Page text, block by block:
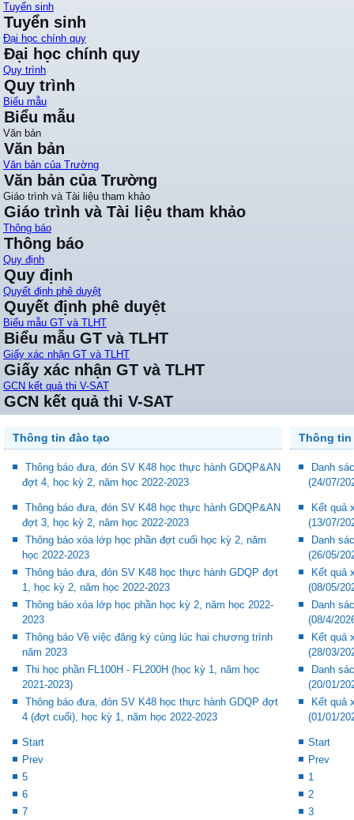
Tuyển sinh
Tuyển sinh
Đại học chính quy
Đại học chính quy
Quy trình
Quy trình
Biểu mẫu
Biểu mẫu
Văn bản
Văn bản
Văn bản của Trường
Văn bản của Trường
Giáo trình và Tài liệu tham khảo
Giáo trình và Tài liệu tham khảo
Thông báo
Thông báo
Quy định
Quy định
Quyết định phê duyệt
Quyết định phê duyệt
Biểu mẫu GT và TLHT
Biểu mẫu GT và TLHT
Giấy xác nhận GT và TLHT
Giấy xác nhận GT và TLHT
GCN kết quả thi V-SAT
GCN kết quả thi V-SAT
Thông tin đào tạo
Thông báo đưa, đón SV K48 học thực hành GDQP&AN
đợt 4, học kỳ 2, năm học 2022-2023
Thông báo đưa, đón SV K48 học thực hành GDQP&AN
đợt 3, học kỳ 2, năm học 2022-2023
Thông báo xóa lớp học phần đợt cuối học kỳ 2, năm
học 2022-2023
Thông báo đưa, đón SV K48 học thực hành GDQP đợt
1, học kỳ 2, năm học 2022-2023
Thông báo xóa lớp học phần học kỳ 2, năm học 2022-
2023
Thông báo Về việc đăng ký cùng lúc hai chương trình
năm 2023
Thi học phần FL100H - FL200H (học kỳ 1, năm học
2021-2023)
Thông báo đưa, đón SV K48 học thực hành GDQP đợt
4 (đợt cuối), học kỳ 1, năm học 2022-2023
Start
Prev
5
6
7
Thông
Danh
(24/07/
Kết quả
(13/07/
Danh
(26/05/
Kết quả
(08/05/
Danh
(08/4/
Kết quả
(28/03/
Danh
(20/01/
Kết quả
(01/01/
Start
Prev
1
2
3